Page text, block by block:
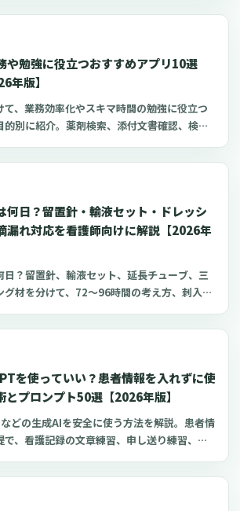
さ、皮下注射との違い、神経損傷やSIRVA
クチン接種時の手順までわかりやすく解説
や勉強に役立つおすすめアプリ10選
年版】
、業務効率化やスキマ時間の勉強に役立つ
的別に紹介。薬剤検索、添付文書確認、検査
理など、現場や復職準備で使いやすいアプ
何日？留置針・輸液セット・ドレッシ
漏れ対応を看護師向けに解説【2026年
日？留置針、輸液セット、延長チューブ、三
グ材を分けて、72〜96時間の考え方、刺入部
を使っていい？患者情報を入れずに使
とプロンプト50選【2026年版】
どの生成AIを安全に使う方法を解説。患者情
、看護記録の文章練習、申し送り練習、復